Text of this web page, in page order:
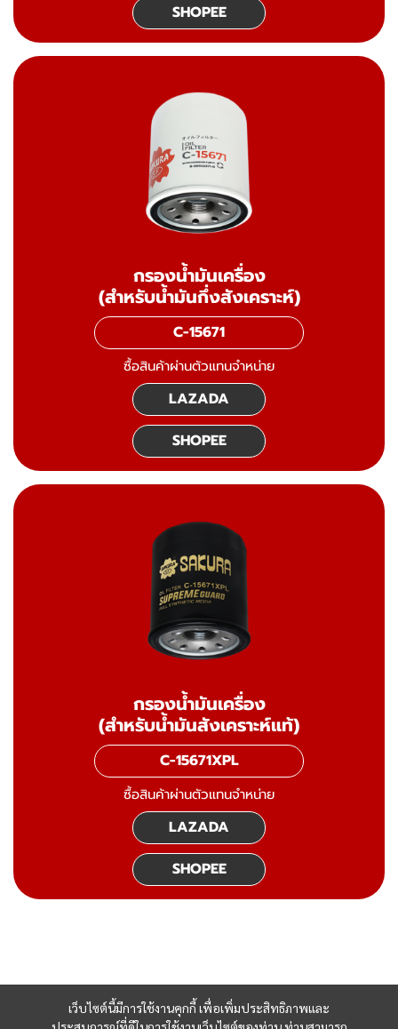
SHOPEE
กรองน้ำมันเครื่อง
(สำหรับน้ำมันกึ่งสังเคราะห์)
C-15671
ซื้อสินค้าผ่านตัวแทนจำหน่าย
LAZADA
SHOPEE
กรองน้ำมันเครื่อง
(สำหรับน้ำมันสังเคราะห์แท้)
C-15671XPL
ซื้อสินค้าผ่านตัวแทนจำหน่าย
LAZADA
SHOPEE
เว็บไซต์นี้มีการใช้งานคุกกี้ เพื่อเพิ่มประสิทธิภาพและ